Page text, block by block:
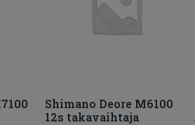
Shimano Deore M6100
12s takavaihtaja